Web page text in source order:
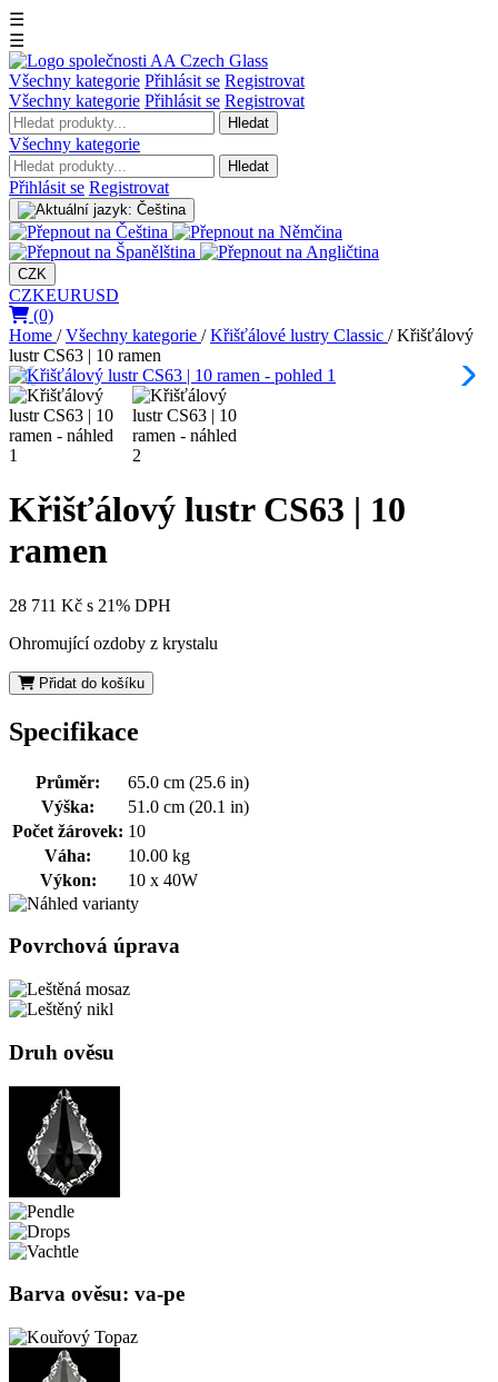
☰
☰
Všechny kategorie Přihlásit se Registrovat
Všechny kategorie Přihlásit se Registrovat
Hledat
Všechny kategorie
Hledat
Přihlásit se Registrovat
CZK
CZKEURUSD
(0)
Home / Všechny kategorie / Křišťálové lustry Classic / Křišťálový
lustr CS63 | 10 ramen
Křišťálový lustr CS63 | 10
ramen
28 711 Kč s 21% DPH
Ohromující ozdoby z krystalu
Přidat do košíku
Specifikace
Průměr:
65.0 cm (25.6 in)
Výška:
51.0 cm (20.1 in)
Počet žárovek: 10
Váha:
10.00 kg
Výkon:
10 x 40W
Povrchová úprava
Druh ověsu
Barva ověsu: va-pe